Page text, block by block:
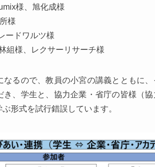
様、旭化成様
様
ードワルツ様
組様、レクサーリサーチ様
るので、教員の小宮の講義とともに
、学生と、協力企業・省庁の皆様（
形式を試行錯誤しています。